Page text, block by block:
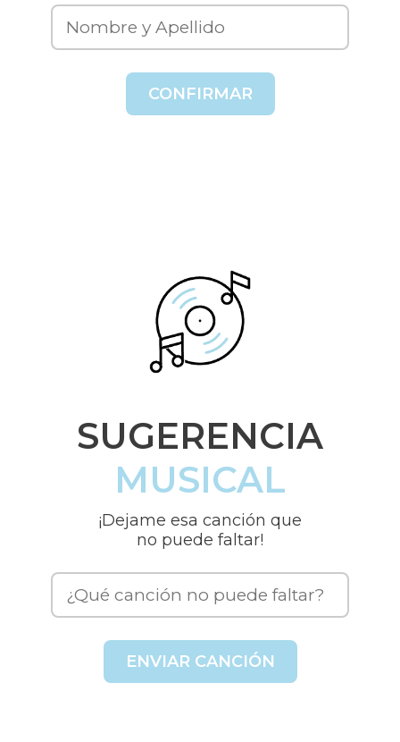
CONFIRMAR
SUGERENCIA
MUSICAL
¡Dejame esa canción que
no puede faltar!
ENVIAR CANCIÓN